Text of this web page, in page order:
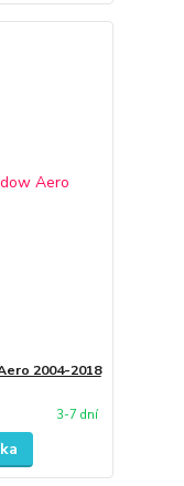
2004-2018
3-7 dní